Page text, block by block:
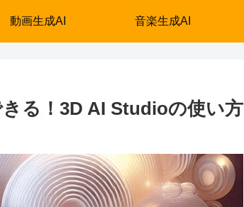
動画生成AI 音楽生成AI
る！3D AI Studioの使い方